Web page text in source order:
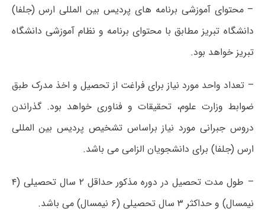
– محتوای آموزشی برنامه های پردیس بین المللی ارس (جلفا)
دانشگاه تبریز مطابق با محتوای برنامه و نظام آموزشی دانشگاه
تبریز خواهد بود.
– تعداد واحد مورد نیاز برای فراغت از تحصیل و اخذ مدرک طبق
ضوابط وزارت علوم، تحقیقات و فناوری خواهد بود. گذراندن
دروس جبرانی مورد نیاز براساس تشخیص پردیس بین المللی
ارس (جلفا) برای دانشجویان الزامی می باشد.
– طول مدت تحصیل در دوره مذکور حداقل ۲ سال تحصیلی (۴
نیمسال) و حداکثر ۳ سال تحصیلی (۶ نیمسال) می باشد.